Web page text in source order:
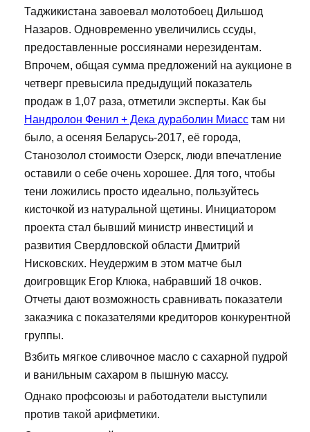
Таджикистана завоевал молотобоец Дильшод
Назаров. Одновременно увеличились ссуды,
предоставленные россиянами нерезидентам.
Впрочем, общая сумма предложений на аукционе в
четверг превысила предыдущий показатель
продаж в 1,07 раза, отметили эксперты. Как бы
Нандролон Фенил + Дека дураболин Миасс там ни
было, а осеняя Беларусь-2017, её города,
Станозолол стоимости Озерск, люди впечатление
оставили о себе очень хорошее. Для того, чтобы
тени ложились просто идеально, пользуйтесь
кисточкой из натуральной щетины. Инициатором
проекта стал бывший министр инвестиций и
развития Свердловской области Дмитрий
Нисковских. Неудержим в этом матче был
доигровщик Егор Клюка, набравший 18 очков.
Отчеты дают возможность сравнивать показатели
заказчика с показателями кредиторов конкурентной
группы.
Взбить мягкое сливочное масло с сахарной пудрой
и ванильным сахаром в пышную массу.
Однако профсоюзы и работодатели выступили
против такой арифметики.